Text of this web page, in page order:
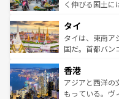
照してほしい。
まで、さまざま
リティに包まれ
覧を参照してほ
く伸びる国土に
急速な発展と共
ーチミン市のフ
醸し出している
とつ。フォーや
ひ現地で味わい
が旅行者を迎え
タイ
タイは、東南ア
国だ。首都バン
の活気が交差し
帯で自然と触れ
いビーチでリゾ
香港
アジアと西洋の
もっている。ヴ